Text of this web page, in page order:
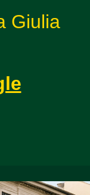
Giulia